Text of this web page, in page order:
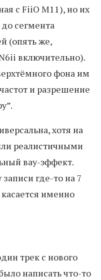
с FiiO M11), но их
до сегмента
(опять же,
включительно).
фона им
и разрешение
хотя на
реалистичными
вау-эффект.
где-то на 7
именно
трек с нового
написать что-то